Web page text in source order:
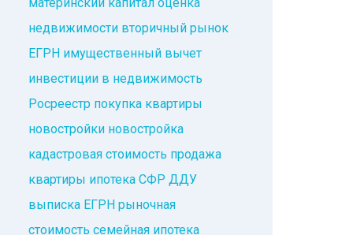
недвижимости вторичный рынок
ЕГРН имущественный вычет
инвестиции в недвижимость
Росреестр покупка квартиры
новостройки новостройка
кадастровая стоимость продажа
квартиры ипотека СФР ДДУ
выписка ЕГРН рыночная
стоимость семейная ипотека